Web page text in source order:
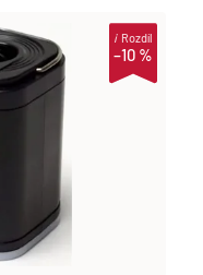
–10 %
iRozdíl